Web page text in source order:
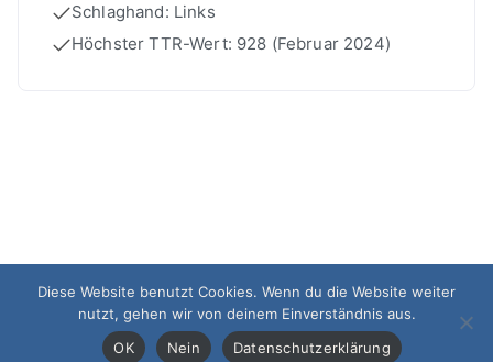
Schlaghand: Links
Höchster TTR-Wert: 928 (Februar 2024)
ImpressumDatenschutz
Diese Website benutzt Cookies. Wenn du die Website weiter
nutzt, gehen wir von deinem Einverständnis aus.
OK
Nein Datenschutzerklärung